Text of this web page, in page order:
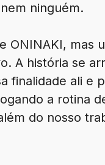
ninguém.
ONINAKI, mas
A história se
finalidade ali e
a rotina
do nosso